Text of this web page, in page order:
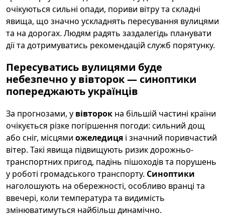
очікуються сильні опади, пориви вітру та складні
явища, що значно ускладнять пересування вулицями
та на дорогах. Людям радять заздалегідь планувати
дії та дотримуватись рекомендацій служб порятунку.
Пересуватись вулицями буде
небезпечно у вівторок — синоптики
попереджають українців
За прогнозами, у вівторок на більшій частині країни
очікується різке погіршення погоди: сильний дощ
або сніг, місцями ожеледиця і значний поривчастий
вітер. Такі явища підвищують ризик дорожньо-
транспортних пригод, падінь пішоходів та порушень
у роботі громадського транспорту. Синоптики
наголошують на обережності, особливо вранці та
ввечері, коли температура та видимість
змінюватимуться найбільш динамічно.